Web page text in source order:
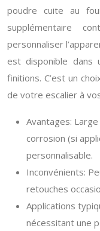
poudre cuite au
supplémentaire
personnaliser
est disponible
finitions. C’est un
de votre escalier à
Avantages:
corrosion (si
personnalisable.
Inconvénients:
retouches
Applications
nécessitant une